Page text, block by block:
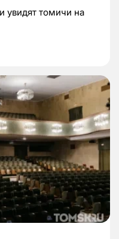
увидят томичи на